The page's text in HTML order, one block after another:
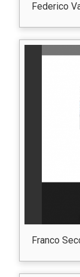
Federico
Franco